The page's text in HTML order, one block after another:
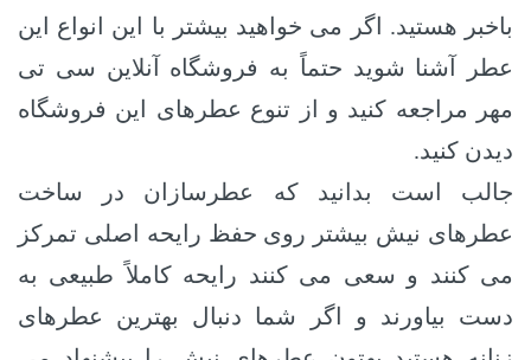
باخبر هستید. اگر می خواهید بیشتر با این انواع این
عطر آشنا شوید حتماً به فروشگاه آنلاین سی تی
مهر مراجعه کنید و از تنوع عطرهای این فروشگاه
دیدن کنید.
جالب است بدانید که عطرسازان در ساخت
عطرهای نیش بیشتر روی حفظ رایحه اصلی تمرکز
می کنند و سعی می کنند رایحه کاملاً طبیعی به
دست بیاورند و اگر شما دنبال بهترین عطرهای